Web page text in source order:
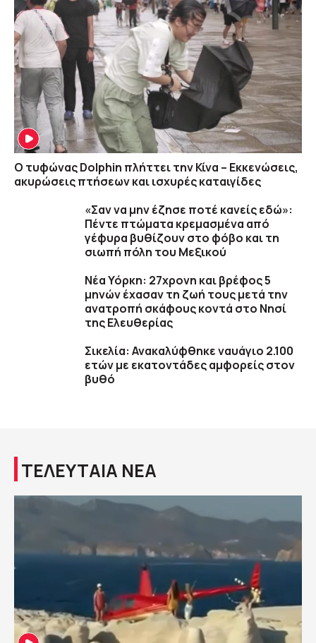
Ο τυφώνας Dolphin πλήττει την Κίνα – Εκκενώσεις,
ακυρώσεις πτήσεων και ισχυρές καταιγίδες
«Σαν να μην έζησε ποτέ κανείς εδώ»:
Πέντε πτώματα κρεμασμένα από
γέφυρα βυθίζουν στο φόβο και τη
σιωπή πόλη του Μεξικού
Νέα Υόρκη: 27χρονη και βρέφος 5
μηνών έχασαν τη ζωή τους μετά την
ανατροπή σκάφους κοντά στο Νησί
της Ελευθερίας
Σικελία: Ανακαλύφθηκε ναυάγιο 2.100
ετών με εκατοντάδες αμφορείς στον
βυθό
ΤΕΛΕΥΤΑΙΑ ΝΕΑ